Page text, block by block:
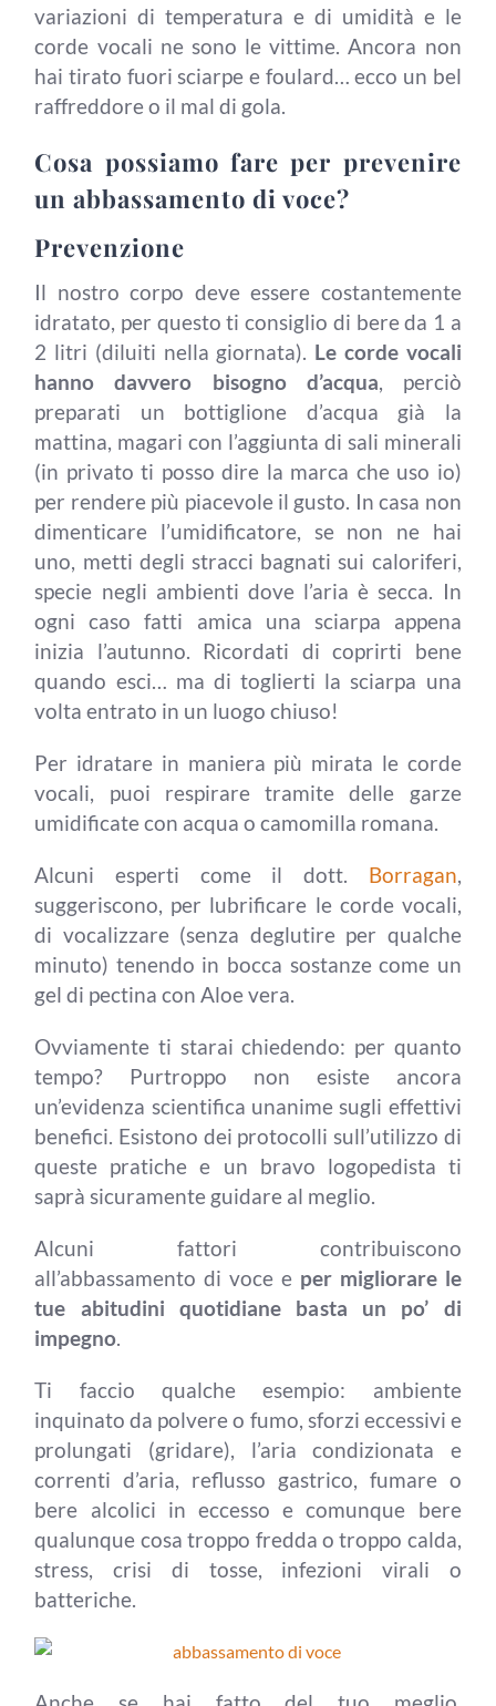
variazioni di temperatura e di umidità e le
corde vocali ne sono le vittime. Ancora non
hai tirato fuori sciarpe e foulard… ecco un bel
raffreddore o il mal di gola.
Cosa possiamo fare per prevenire
un abbassamento di voce?
Prevenzione
Il nostro corpo deve essere costantemente
idratato, per questo ti consiglio di bere da 1 a
2 litri (diluiti nella giornata). Le corde vocali
hanno davvero bisogno d’acqua, perciò
preparati un bottiglione d’acqua già la
mattina, magari con l’aggiunta di sali minerali
(in privato ti posso dire la marca che uso io)
per rendere più piacevole il gusto. In casa non
dimenticare l’umidificatore, se non ne hai
uno, metti degli stracci bagnati sui caloriferi,
specie negli ambienti dove l’aria è secca. In
ogni caso fatti amica una sciarpa appena
inizia l’autunno. Ricordati di coprirti bene
quando esci… ma di toglierti la sciarpa una
volta entrato in un luogo chiuso!
Per idratare in maniera più mirata le corde
vocali, puoi respirare tramite delle garze
umidificate con acqua o camomilla romana.
Alcuni esperti come il dott. Borragan,
suggeriscono, per lubrificare le corde vocali,
di vocalizzare (senza deglutire per qualche
minuto) tenendo in bocca sostanze come un
gel di pectina con Aloe vera.
Ovviamente ti starai chiedendo: per quanto
tempo? Purtroppo non esiste ancora
un’evidenza scientifica unanime sugli effettivi
benefici. Esistono dei protocolli sull’utilizzo di
queste pratiche e un bravo logopedista ti
saprà sicuramente guidare al meglio.
Alcuni fattori contribuiscono
all’abbassamento di voce e per migliorare le
tue abitudini quotidiane basta un po’ di
impegno.
Ti faccio qualche esempio: ambiente
inquinato da polvere o fumo, sforzi eccessivi e
prolungati (gridare), l’aria condizionata e
correnti d’aria, reflusso gastrico, fumare o
bere alcolici in eccesso e comunque bere
qualunque cosa troppo fredda o troppo calda,
stress, crisi di tosse, infezioni virali o
batteriche.